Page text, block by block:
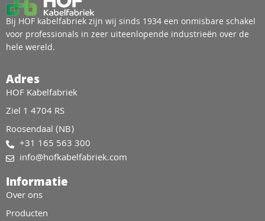
Bij HOF kabelfabriek zijn wij sinds 1934 een onmisbare schakel
voor professionals in zeer uiteenlopende industrieën over de
hele wereld.
Adres
HOF Kabelfabriek
Ziel 1 4704 RS
Roosendaal (NB)
+31 165 563 300
info@hofkabelfabriek.com
Informatie
Over ons
Producten